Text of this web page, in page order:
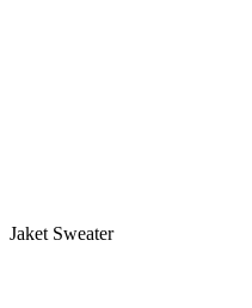
Jaket Sweater